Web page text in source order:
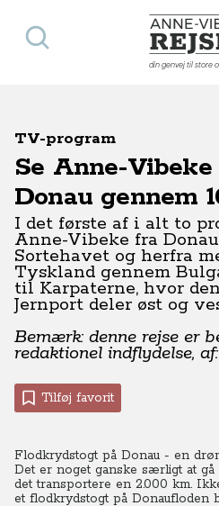
Anne-
din genvej til store
Søg
TV-program
Se Anne-Vibeke
Donau gennem
I det første af i alt to
Anne-Vibeke fra
Sortehavet og herfra
Tyskland gennem
til Karpaterne, hvor
Jernport deler øst og
Bemærk: denne rejse er
redaktionel indflydelse,
Tilføj favorit
Flodkrydstogt på Donau - en
Det er noget ganske særligt at
det transportere en 2.000 km.
et flodkrydstogt på Donaufloden